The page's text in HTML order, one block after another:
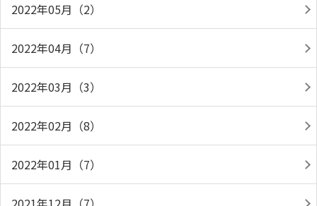
2022年05月（2）
2022年04月（7）
2022年03月（3）
2022年02月（8）
2022年01月（7）